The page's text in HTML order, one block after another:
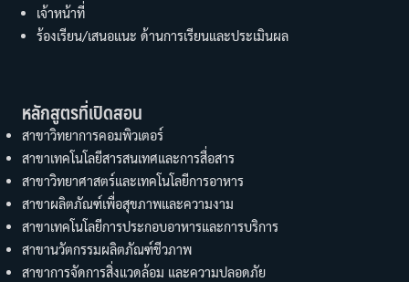
เจ้าหน้าที่
ร้องเรียน/เสนอแนะ ด้านการเรียนและประเมินผล
หลักสูตรที่เปิดสอน
สาขาวิทยาการคอมพิวเตอร์
สาขาเทคโนโลยีสารสนเทศและการสื่อสาร
สาขาวิทยาศาสตร์และเทคโนโลยีการอาหาร
สาขาผลิตภัณฑ์เพื่อสุขภาพและความงาม
สาขาเทคโนโลยีการประกอบอาหารและการบริการ
สาขานวัตกรรมผลิตภัณฑ์ชีวภาพ
สาขาการจัดการสิ่งแวดล้อม และความปลอดภัย